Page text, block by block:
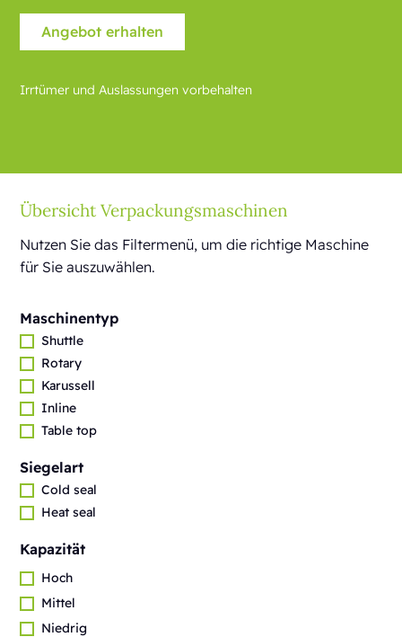
Irrtümer und Auslassungen vorbehalten
Übersicht Verpackungsmaschinen
Nutzen Sie das Filtermenü, um die richtige Maschine
für Sie auszuwählen.
Maschinentyp
Shuttle
Rotary
Karussell
Inline
Table top
Siegelart
Cold seal
Heat seal
Kapazität
Hoch
Mittel
Niedrig